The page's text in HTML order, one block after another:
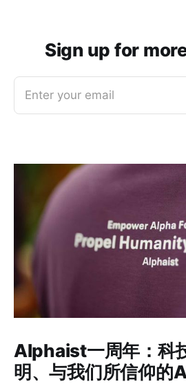
Sign up for
Enter your email
Alphaist一周年：科
明、与我们所信仰的